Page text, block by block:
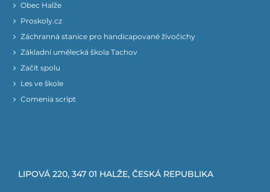
Obec Halže
Proskoly.cz
Záchranná stanice pro handicapované živočichy
Základní umělecká škola Tachov
Začít spolu
Les ve škole
Comenia script
LIPOVÁ 220, 347 01 HALŽE, ČESKÁ REPUBLIKA